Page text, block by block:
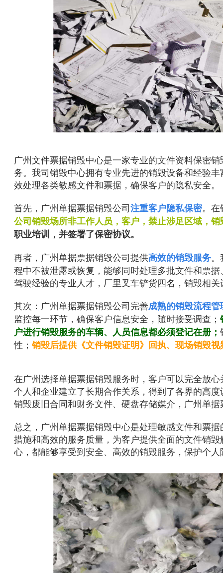
广州文件票据销毁中心是一家专业的文件资料保密
务。我司销毁中心拥有专业先进的销毁设备和经验
效处理各类敏感文件和票据，确保客户的隐私安全。
首先，广州单据票据销毁公司注重客户隐私保密。在
公司销毁场所非工作人员，客户，禁止涉足区域，
职业培训，并签署了保密协议。
再者，广州单据票据销毁公司提供高效的销毁服务
程中不被泄露或恢复，能够同时处理多批文件和票
驾驶经验的专业人才，厂里叉车铲货四名，销毁相
其次：广州单据票据销毁公司完善成熟的销毁流程管
监控每一环节，确保客户信息安全，随时接受调查；
户进行销毁服务的车辆、人员信息都必须登记在册；
性；销毁后提供《文件销毁证明》回执、现场销毁
在广州选择单据票据销毁服务时，客户可以完全放
个人和企业建立了长期合作关系，得到了各界的高
销毁废旧合同和财务文件、硬盘存储媒介，广州单
总之，广州单据票据销毁中心是处理敏感文件和票
措施和高效的服务质量，为客户提供全面的文件销
心，都能够享受到安全、高效的销毁服务，保护个